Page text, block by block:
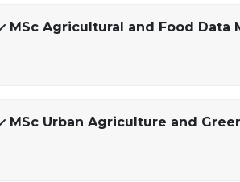
MSc Agricultural and Food Data
MSc Urban Agriculture and